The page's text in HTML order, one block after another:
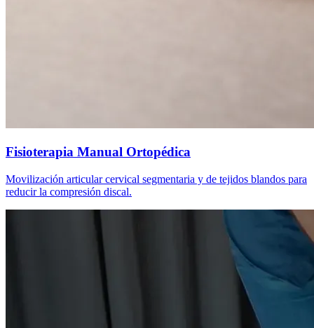
Fisioterapia Manual Ortopédica
Movilización articular cervical segmentaria y de tejidos blandos para
reducir la compresión discal.